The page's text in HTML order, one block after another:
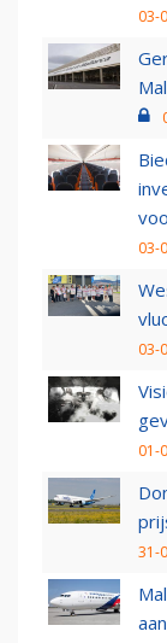
03-
03-
03-
01-
31-